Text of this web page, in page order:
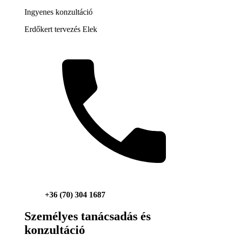
Ingyenes konzultáció
Erdőkert tervezés Elek
+36 (70) 304 1687
Személyes tanácsadás és
konzultáció